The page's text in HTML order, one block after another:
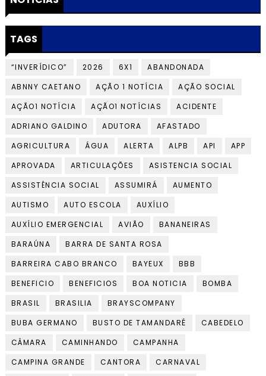
TAGS
“INVERÍDICO” 2026 6X1
ABANDONADA
ABNNY CAETANO
AÇÃO 1 NOTÍCIA
AÇÃO SOCIAL
AÇÃO1 NOTÍCIA
AÇÃO1 NOTÍCIAS
ACIDENTE
ADRIANO GALDINO
ADUTORA
AFASTADO
AGRICULTURA
ÁGUA ALERTA ALPB API
APP
APROVADA
ARTICULAÇÕES
ASISTENCIA SOCIAL
ASSISTÊNCIA SOCIAL
ASSUMIRÁ
AUMENTO
AUTISMO
AUTO ESCOLA
AUXÍLIO
AUXÍLIO EMERGENCIAL
AVIÃO
BANANEIRAS
BARAÚNA
BARRA DE SANTA ROSA
BARREIRA CABO BRANCO
BAYEUX
BBB
BENEFICIO
BENEFICIOS BOA NOTICIA
BOMBA
BRASIL
BRASILIA
BRAYSCOMPANY
BUBA GERMANO
BUSTO DE TAMANDARÉ
CABEDELO
CÂMARA
CAMINHANDO
CAMPANHA
CAMPINA GRANDE
CANTORA
CARNAVAL